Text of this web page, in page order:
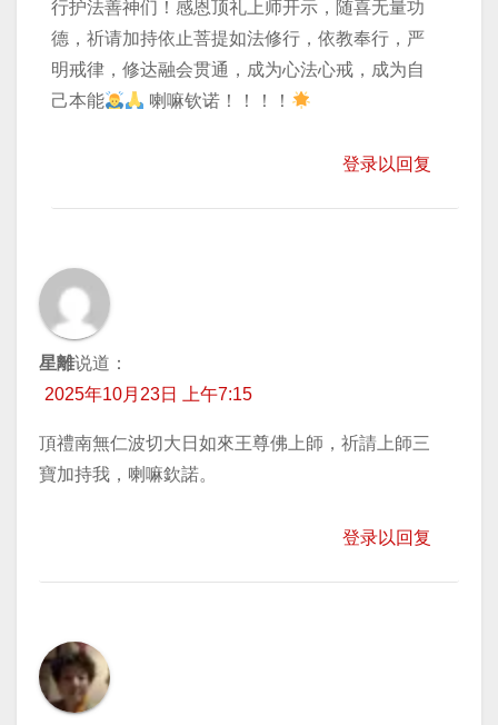
行护法善神们！感恩顶礼上师开示，随喜无量功
德，祈请加持​依止菩提如法修行，依教奉行，严
明戒律，修达融会贯通，成为心法心戒，成为自
己本能
喇嘛钦诺！！！！
登录以回复
星離说道：
2025年10月23日 上午7:15
頂禮南無仁波切大日如來王尊佛上師，祈請上師三
寶加持我，喇嘛欽諾。
登录以回复